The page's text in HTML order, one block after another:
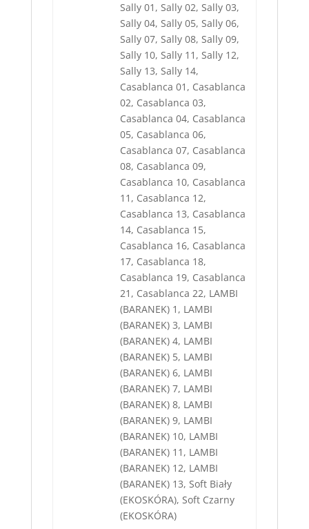
Sally 01, Sally 02, Sally 03,
Sally 04, Sally 05, Sally 06,
Sally 07, Sally 08, Sally 09,
Sally 10, Sally 11, Sally 12,
Sally 13, Sally 14,
Casablanca 01, Casablanca
02, Casablanca 03,
Casablanca 04, Casablanca
05, Casablanca 06,
Casablanca 07, Casablanca
08, Casablanca 09,
Casablanca 10, Casablanca
11, Casablanca 12,
Casablanca 13, Casablanca
14, Casablanca 15,
Casablanca 16, Casablanca
17, Casablanca 18,
Casablanca 19, Casablanca
21, Casablanca 22, LAMBI
(BARANEK) 1, LAMBI
(BARANEK) 3, LAMBI
(BARANEK) 4, LAMBI
(BARANEK) 5, LAMBI
(BARANEK) 6, LAMBI
(BARANEK) 7, LAMBI
(BARANEK) 8, LAMBI
(BARANEK) 9, LAMBI
(BARANEK) 10, LAMBI
(BARANEK) 11, LAMBI
(BARANEK) 12, LAMBI
(BARANEK) 13, Soft Biały
(EKOSKÓRA), Soft Czarny
(EKOSKÓRA)